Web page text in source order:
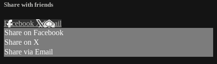
Share with friends
Facebook XEmail
Share on Facebook
Share on X
Share via Email